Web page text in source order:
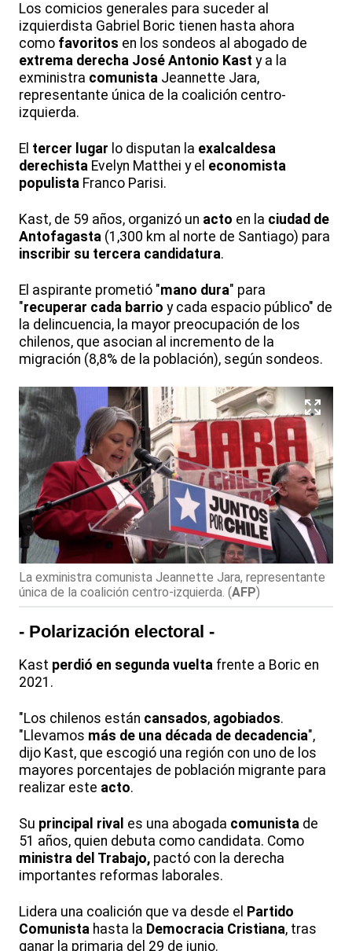
Los comicios generales para suceder al
izquierdista Gabriel Boric tienen hasta ahora
como favoritos en los sondeos al abogado de
extrema derecha José Antonio Kast y a la
exministra comunista Jeannette Jara,
representante única de la coalición centro-
izquierda.
El tercer lugar lo disputan la exalcaldesa
derechista Evelyn Matthei y el economista
populista Franco Parisi.
Kast, de 59 años, organizó un acto en la ciudad de
Antofagasta (1,300 km al norte de Santiago) para
inscribir su tercera candidatura.
El aspirante prometió "mano dura" para
"recuperar cada barrio y cada espacio público" de
la delincuencia, la mayor preocupación de los
chilenos, que asocian al incremento de la
migración (8,8% de la población), según sondeos.
La exministra comunista Jeannette Jara, representante
única de la coalición centro-izquierda. (AFP)
- Polarización electoral -
Kast perdió en segunda vuelta frente a Boric en
2021.
"Los chilenos están cansados, agobiados.
"Llevamos más de una década de decadencia",
dijo Kast, que escogió una región con uno de los
mayores porcentajes de población migrante para
realizar este acto.
Su principal rival es una abogada comunista de
51 años, quien debuta como candidata. Como
ministra del Trabajo, pactó con la derecha
importantes reformas laborales.
Lidera una coalición que va desde el Partido
Comunista hasta la Democracia Cristiana, tras
ganar la primaria del 29 de junio.